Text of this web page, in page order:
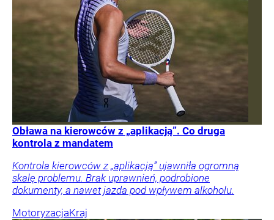
Obława na kierowców z „aplikacją”. Co druga
kontrola z mandatem
Kontrola kierowców z „aplikacją” ujawniła ogromną
skalę problemu. Brak uprawnień, podrobione
dokumenty, a nawet jazda pod wpływem alkoholu.
MotoryzacjaKraj